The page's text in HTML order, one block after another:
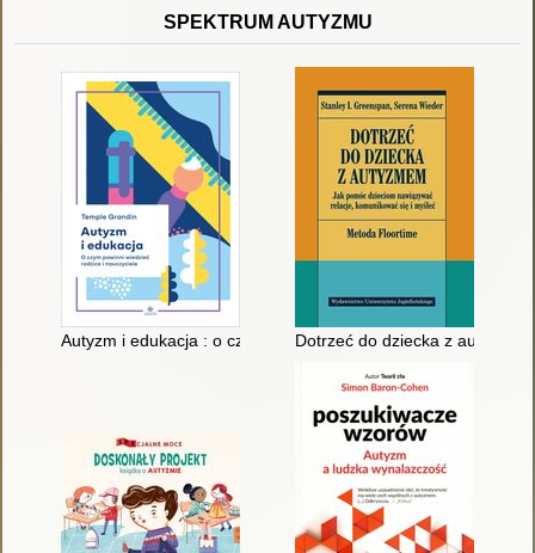
SPEKTRUM AUTYZMU
Autyzm i edukacja : o czym powinni wiedzieć rodzice i
Dotrzeć do dziecka z